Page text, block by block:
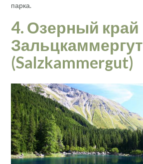
парка.
4. Озерный край
Зальцкаммергут
(Salzkammergut)